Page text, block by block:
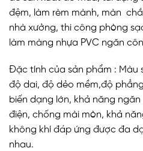
đệm, làm rèm mành, màn
nhà xưởng, thi công phòng
làm màng nhựa PVC ngăn
Đặc tính của sản phẩm : Màu
độ dai, độ dẻo mềm,độ
biến dạng lớn, khả năng
điện, chống mài mòn, khả
không khí đáp ứng được đa
nhau.